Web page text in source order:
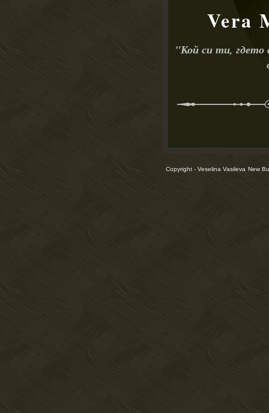
Vera
"Кой си ти, гдето
Copyright - Veselina Vasileva New